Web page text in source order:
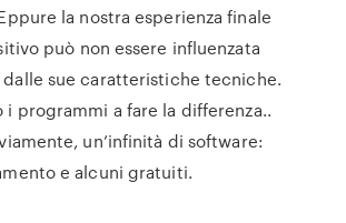
la nostra esperienza finale
può non essere influenzata
sue caratteristiche tecniche.
i programmi a fare la differenza..
un’infinità di software:
e alcuni gratuiti.